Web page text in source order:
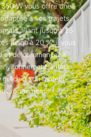
W vous offre une
à vos trajets
allant jusqu'à 25
jusqu'à 20 %, il vous
et de commencer à
autour
à son moteur